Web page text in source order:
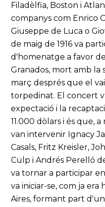
Filadèlfia, Boston i
companys com Enrico
Giuseppe de Luca o
de maig de 1916 va
d'homenatge a favor
Granados, mort amb la
març després que el
torpedinat. El concert
expectació i la
11.000 dòlars i és que,
van intervenir Ignacy
Casals, Fritz Kreisler,
Culp i Andrés Perelló
va tornar a participar
va iniciar-se, com ja era
Aires, formant part